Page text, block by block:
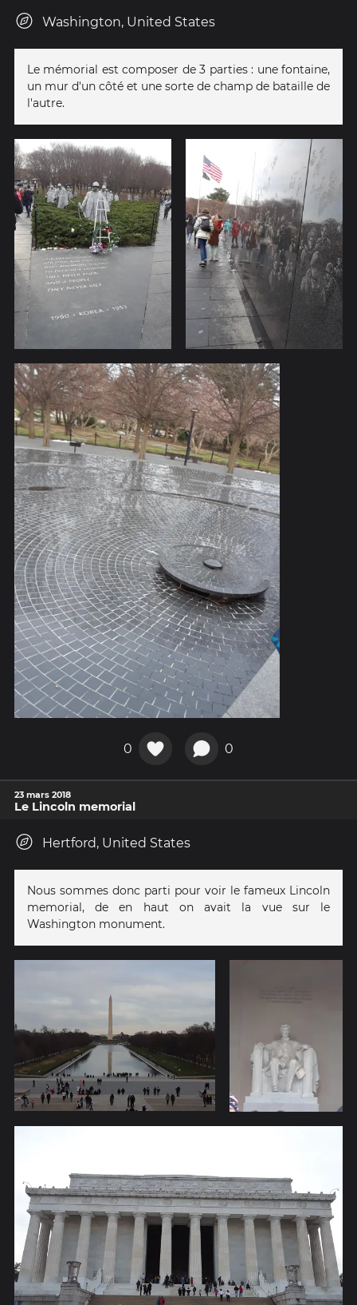
Washington, United States
Le mémorial est composer de 3 parties : une fontaine,
un mur d'un côté et une sorte de champ de bataille de
l'autre.
0 0
23 mars 2018
Le Lincoln memorial
Hertford, United States
Nous sommes donc parti pour voir le fameux Lincoln
memorial, de en haut on avait la vue sur le
Washington monument.